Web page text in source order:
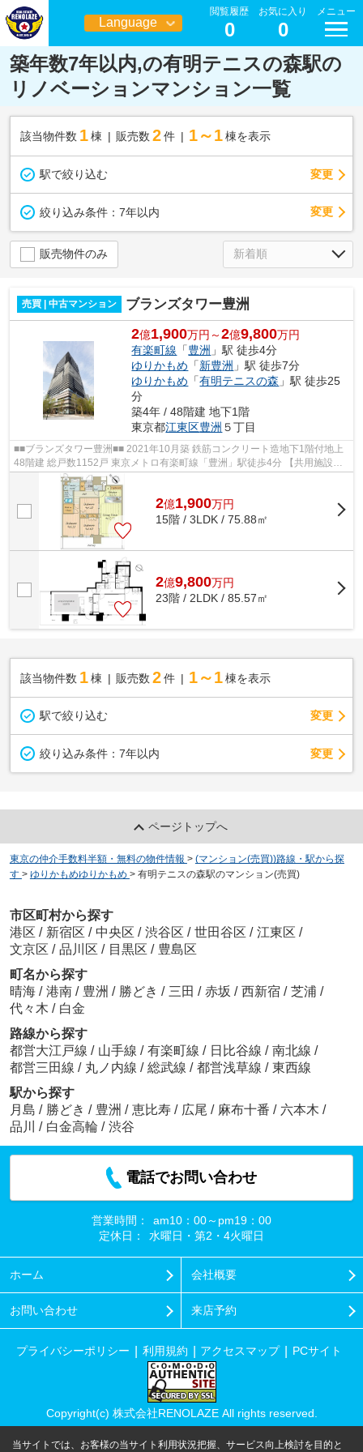
Language
日本語
閲覧履歴
0
お気に入り
0
メニュー
築年数7年以内,の有明テニスの森駅の
リノベーションマンション一覧
該当物件数 1棟 販売数 2 件 1～1 棟を表示
駅で絞り込む 変更
絞り込み条件： 7年以内 変更
販売物件のみ
売買 | 中古マンション ブランズタワー豊洲
2億1,900万円～2億9,800万円
有楽町線 「豊洲 」駅 徒歩4分
ゆりかもめ 「新豊洲 」駅 徒歩7分
ゆりかもめ 「有明テニスの森 」駅 徒歩25
分
築4年 / 48階建 地下1階
東京都江東区豊洲 ５丁目
■■ブランズタワー豊洲■■ 2021年10月築 鉄筋コンクリート造地下1階付地上
48階建 総戸数1152戸 東京メトロ有楽町線「豊洲」駅徒歩4分 【共用施設】
・ウエルカムホール ・ウエルカム...
2億1,900万円
15階 / 3LDK / 75.88㎡
2億9,800万円
23階 / 2LDK / 85.57㎡
該当物件数 1棟 販売数 2 件 1～1 棟を表示
駅で絞り込む 変更
絞り込み条件： 7年以内 変更
ページトップへ
東京の仲介手数料半額・無料の物件情報 > (マンション(売買))路線・駅から探
す > ゆりかもめゆりかもめ > 有明テニスの森駅のマンション(売買)
市区町村から探す
港区 / 新宿区 / 中央区 / 渋谷区 / 世田谷区 / 江東区 /
文京区 / 品川区 / 目黒区 / 豊島区
町名から探す
晴海 / 港南 / 豊洲 / 勝どき / 三田 / 赤坂 / 西新宿 / 芝浦 /
代々木 / 白金
路線から探す
都営大江戸線 / 山手線 / 有楽町線 / 日比谷線 / 南北線 /
都営三田線 / 丸ノ内線 / 総武線 / 都営浅草線 / 東西線
駅から探す
月島 / 勝どき / 豊洲 / 恵比寿 / 広尾 / 麻布十番 / 六本木 /
品川
/ 白金高輪 / 渋谷
電話でお問い合わせ
営業時間：
am10：00～pm19：00
定休日：
水曜日・第2・4火曜日
ホーム 会社概要
お問い合わせ 来店予約
プライバシーポリシー 利用規約 アクセスマップ PCサイト
Copyright(c) 株式会社RENOLAZE All rights reserved.
当サイトでは、お客様の当サイト利用状況把握、サービス向上検討を目的と